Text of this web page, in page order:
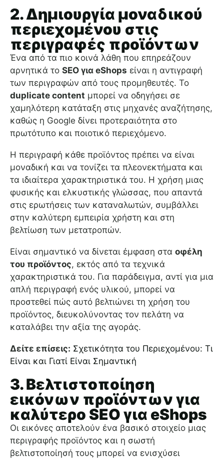
2. Δημιουργία μοναδικού
περιεχομένου στις
περιγραφές προϊόντων
Ένα από τα πιο κοινά λάθη που επηρεάζουν
αρνητικά το SEO για eShops είναι η αντιγραφή
των περιγραφών από τους προμηθευτές. Το
duplicate content μπορεί να οδηγήσει σε
χαμηλότερη κατάταξη στις μηχανές αναζήτησης,
καθώς η Google δίνει προτεραιότητα στο
πρωτότυπο και ποιοτικό περιεχόμενο.
Η περιγραφή κάθε προϊόντος πρέπει να είναι
μοναδική και να τονίζει τα πλεονεκτήματα και
τα ιδιαίτερα χαρακτηριστικά του. Η χρήση μιας
φυσικής και ελκυστικής γλώσσας, που απαντά
στις ερωτήσεις των καταναλωτών, συμβάλλει
στην καλύτερη εμπειρία χρήστη και στη
βελτίωση των μετατροπών.
Είναι σημαντικό να δίνεται έμφαση στα οφέλη
του προϊόντος, εκτός από τα τεχνικά
χαρακτηριστικά του. Για παράδειγμα, αντί για μια
απλή περιγραφή ενός υλικού, μπορεί να
προστεθεί πώς αυτό βελτιώνει τη χρήση του
προϊόντος, διευκολύνοντας τον πελάτη να
καταλάβει την αξία της αγοράς.
Δείτε επίσεις: Σχετικότητα του Περιεχομένου: Τι
Είναι και Γιατί Είναι Σημαντική
3. Βελτιστοποίηση
εικόνων προϊόντων για
καλύτερο SEO για eShops
Οι εικόνες αποτελούν ένα βασικό στοιχείο μιας
περιγραφής προϊόντος και η σωστή
βελτιστοποίησή τους μπορεί να ενισχύσει